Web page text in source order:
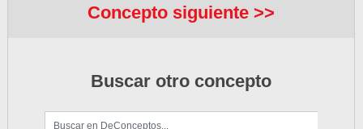
Concepto siguiente >>
Buscar otro concepto